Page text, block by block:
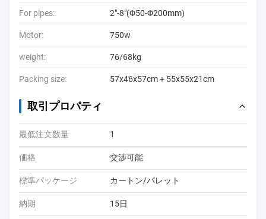
For pipes: 2"-8"(Φ50-Φ200mm)
Motor: 750w
weight: 76/68kg
Packing size: 57x46x57cm + 55x55x21cm
取引プロパティ
最低注文数量 1
価格 交渉可能
標準パッケージ カートン/パレット
納期 15日